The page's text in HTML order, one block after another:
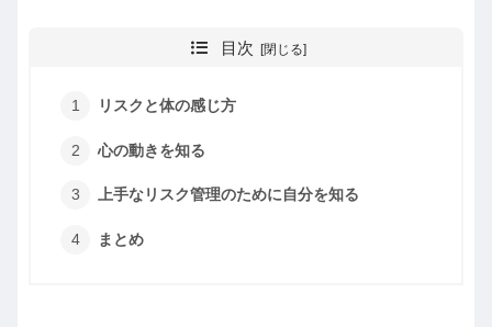
目次
リスクと体の感じ方
心の動きを知る
上手なリスク管理のために自分を知る
まとめ